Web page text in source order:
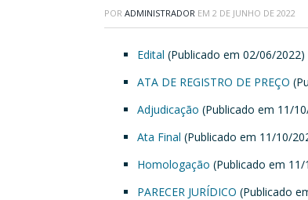
POR ADMINISTRADOR EM 2 DE JUNHO DE 2022
Edital (Publicado em 02/06/2022)
ATA DE REGISTRO DE PREÇO
Adjudicação (Publicado em 11/
Ata Final (Publicado em 11/10/
Homologação (Publicado em
PARECER JURÍDICO (Publicado